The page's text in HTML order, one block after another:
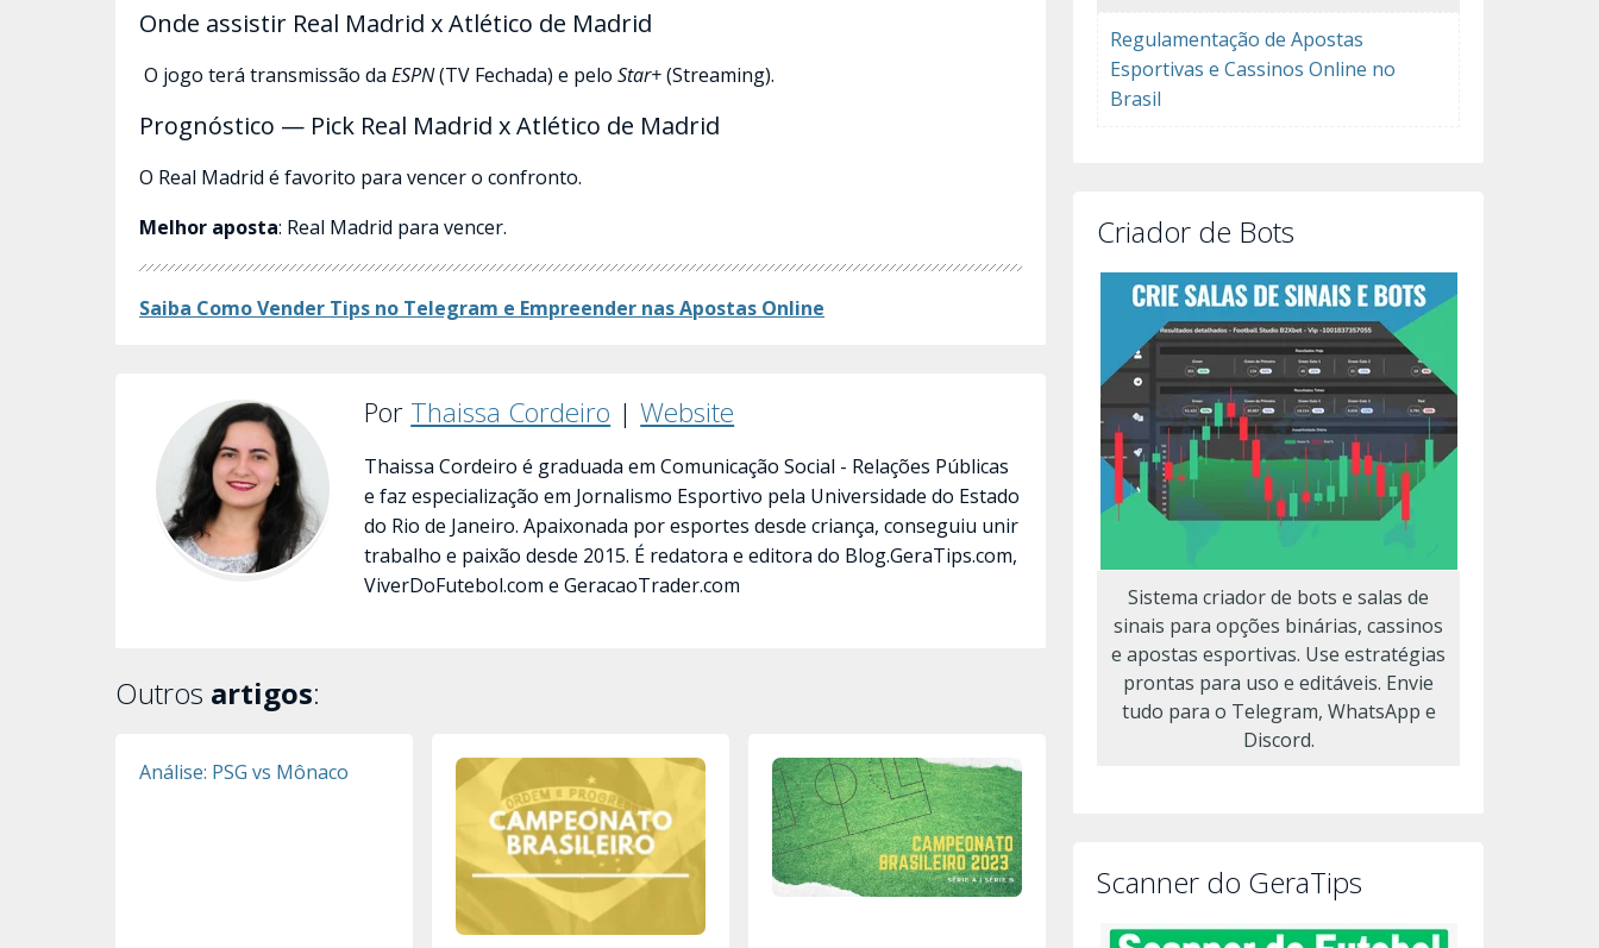
Onde assistir Real Madrid x Atlético de Madrid
O jogo terá transmissão da ESPN(TV Fechada) e pelo Star+(Streaming).
Prognóstico — Pick Real Madrid x Atlético de Madrid
O Real Madrid é favorito para vencer o confronto.
Melhor aposta: Real Madrid para vencer.
Saiba Como Vender Tips no Telegram e Empreender nas Apostas​ Online
Por Thaissa Cordeiro |Website
Thaissa Cordeiro é graduada em Comunicação Social - Relações Públicas
e faz especialização em Jornalismo Esportivo pela Universidade do Estado
do Rio de Janeiro. Apaixonada por esportes desde criança, conseguiu unir
trabalho e paixão desde 2015. É redatora e editora do Blog.GeraTips.com,
ViverDoFutebol.com e GeracaoTrader.com
Outros artigos:
Análise: PSG vs Mônaco
Regulamentação de Apostas
Esportivas e Cassinos Online no
Brasil
Criador de Bots
Sistema criador de bots e salas de
sinais para opções binárias, cassinos
e apostas esportivas. Use estratégias
prontas para uso e editáveis. Envie
tudo para o Telegram, WhatsApp e
Discord.
Scanner do GeraTips